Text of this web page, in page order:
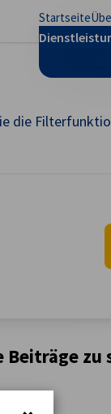
Startseite
die
zu